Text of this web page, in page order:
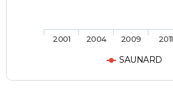
SAUNARD
2001 2004 2009 2011